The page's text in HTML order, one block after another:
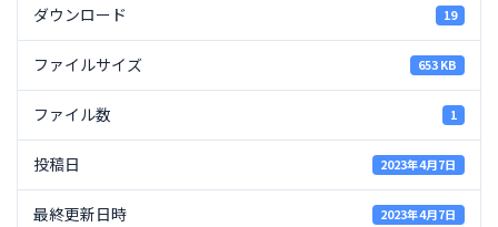
ダウンロード 19
ファイルサイズ 653 KB
ファイル数 1
投稿日 2023年4月7日
最終更新日時 2023年4月7日